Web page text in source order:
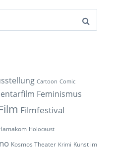
Cartoon Comic
Feminismus
Filmfestival
Holocaust
Kosmos Theater Krimi Kunst im